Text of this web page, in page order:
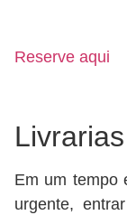
Reserve aqui
Em um tempo
urgente,